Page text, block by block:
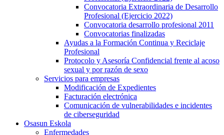
Convocatoria Extraordinaria de Desarrollo
Profesional (Ejercicio 2022)
Convocatoria desarrollo profesional 2011
Convocatorias finalizadas
Ayudas a la Formación Continua y Reciclaje
Profesional
Protocolo y Asesoría Confidencial frente al acoso
sexual y por razón de sexo
Servicios para empresas
Modificación de Expedientes
Facturación electrónica
Comunicación de vulnerabilidades e incidentes
de ciberseguridad
Osasun Eskola
Enfermedades